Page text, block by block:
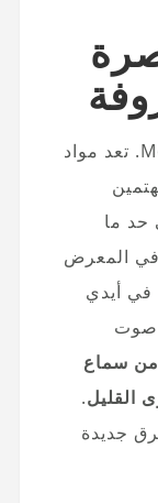
هذه هي المعارض القادمة في MoMA. تعد مواد
حد ما
في المعرض
في أيدي
صوت
سماع
القليل.
جديدة